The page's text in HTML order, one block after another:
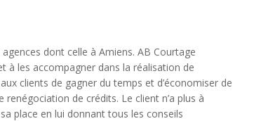
dont celle à Amiens. AB Courtage
à les accompagner dans la réalisation de
clients de gagner du temps et d’économiser de
de crédits. Le client n’a plus à
place en lui donnant tous les conseils